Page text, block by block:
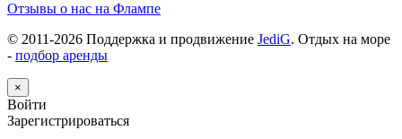
Отзывы о нас на Флампе
© 2011-2026 Поддержка и продвижение JediG. Отдых на море
- подбор аренды
×
Войти
Зарегистрироваться